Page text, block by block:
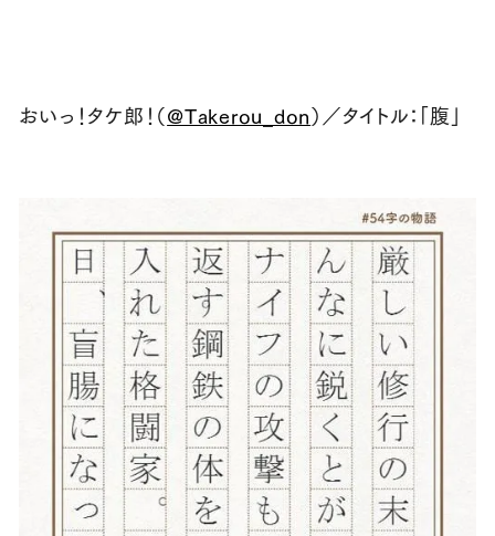
おいっ！タケ郎！（@Takerou_don）／タイトル：「腹」